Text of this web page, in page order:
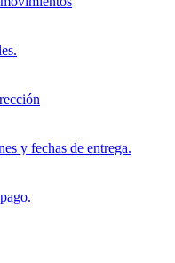
y fechas de entrega.